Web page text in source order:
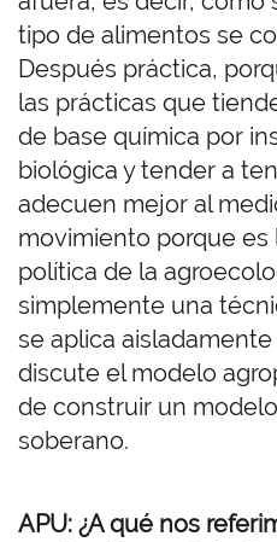
tipo de alimentos se
Después práctica,
las prácticas que
de base química por
biológica y tender a
adecuen mejor al
movimiento porque es
política de la
simplemente una
se aplica
discute el modelo
de construir un
soberano.
APU: ¿A qué nos